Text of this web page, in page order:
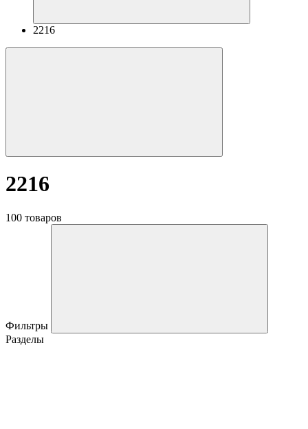
2216
2216
100 товаров
Фильтры
Разделы